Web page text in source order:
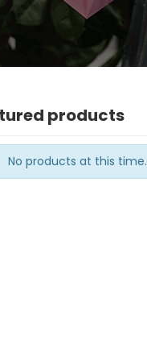
products
No products at this time.